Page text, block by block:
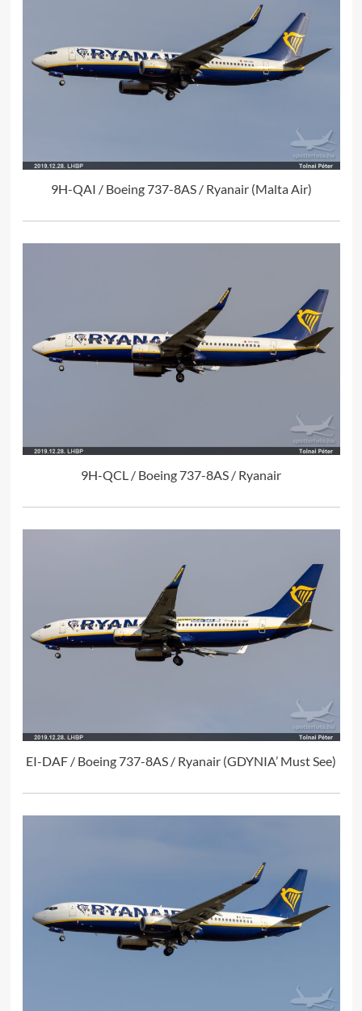
9H-QAI / Boeing 737-8AS / Ryanair (Malta Air)
9H-QCL / Boeing 737-8AS / Ryanair
EI-DAF / Boeing 737-8AS / Ryanair (GDYNIA’ Must See)